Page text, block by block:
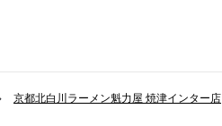
京都北白川ラーメン魁力屋 焼津インター店